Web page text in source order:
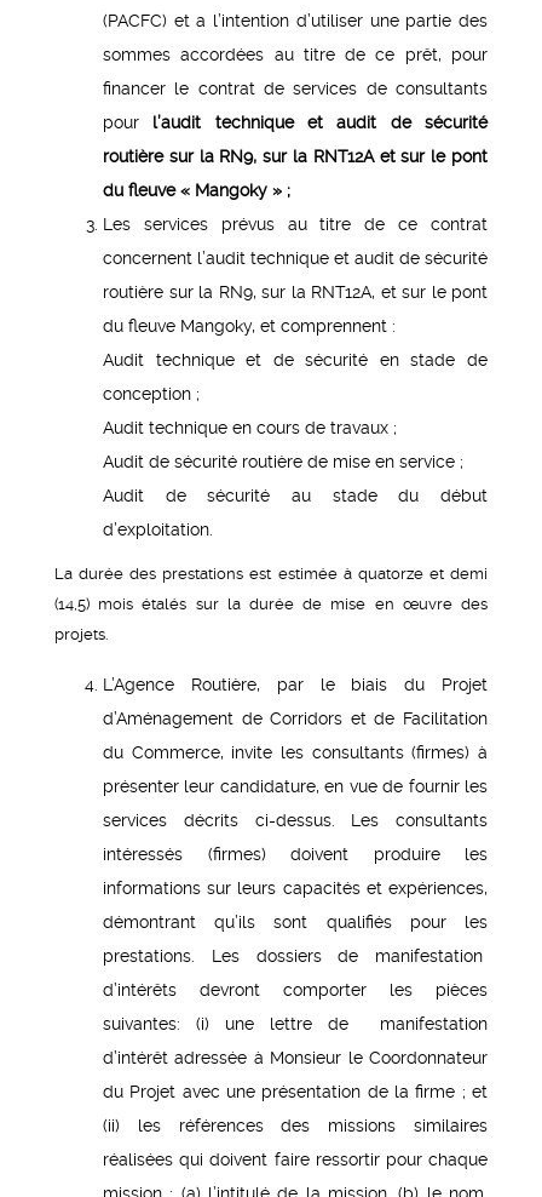
(PACFC) et a l’intention d’utiliser une partie des
sommes accordées au titre de ce prêt, pour
financer le contrat de services de consultants
pour l’audit technique et audit de sécurité
routière sur la RN9, sur la RNT12A et sur le pont
du fleuve « Mangoky » ;
Les services prévus au titre de ce contrat
concernent l’audit technique et audit de sécurité
routière sur la RN9, sur la RNT12A, et sur le pont
du fleuve Mangoky, et comprennent :
Audit technique et de sécurité en stade de
conception ;
Audit technique en cours de travaux ;
Audit de sécurité routière de mise en service ;
Audit de sécurité au stade du début
d’exploitation.
La durée des prestations est estimée à quatorze et demi
(14,5) mois étalés sur la durée de mise en œuvre des
projets.
L’Agence Routière, par le biais du Projet
d’Aménagement de Corridors et de Facilitation
du Commerce, invite les consultants (firmes) à
présenter leur candidature, en vue de fournir les
services décrits ci-dessus. Les consultants
intéressés (firmes) doivent produire les
informations sur leurs capacités et expériences,
démontrant qu’ils sont qualifiés pour les
prestations. Les dossiers de manifestation
d’intérêts devront comporter les pièces
suivantes: (i) une lettre de manifestation
d’intérêt adressée à Monsieur le Coordonnateur
du Projet avec une présentation de la firme ; et
(ii) les références des missions similaires
réalisées qui doivent faire ressortir pour chaque
mission : (a) l’intitulé de la mission, (b) le nom,